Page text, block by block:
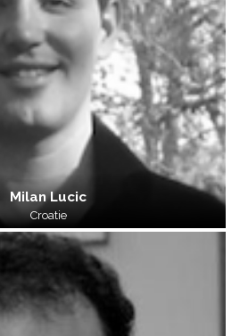
Milan Lucic
Croatie